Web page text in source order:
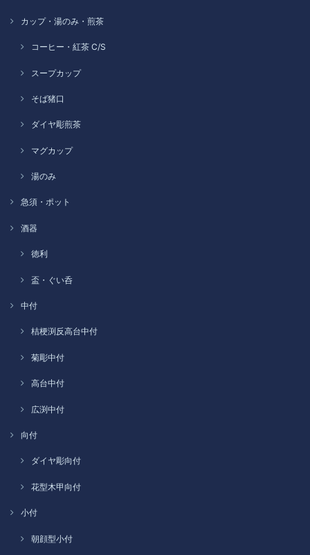
カップ・湯のみ・煎茶
コーヒー・紅茶 C/S
スープカップ
そば猪口
ダイヤ彫煎茶
マグカップ
湯のみ
急須・ポット
酒器
徳利
盃・ぐい呑
中付
桔梗渕反高台中付
菊彫中付
高台中付
広渕中付
向付
ダイヤ彫向付
花型木甲向付
小付
朝顔型小付